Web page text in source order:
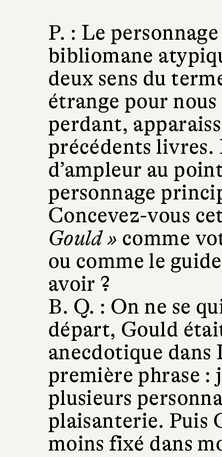
P. : Le
bibliomane
deux sens du
étrange pour
perdant,
précédents
d’ampleur au
personnage
Concevez-vous
Gould » comme
ou comme le
avoir ?
B. Q. : On ne se
départ, Gould
anecdotique dans
première phrase :
plusieurs
plaisanterie. Puis
moins fixé dans